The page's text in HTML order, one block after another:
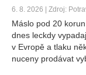
6. 8. 2026 | Zdroj:
Máslo pod 20
dnes leckdy
v Evropě a tlaku
nuceny prodávat